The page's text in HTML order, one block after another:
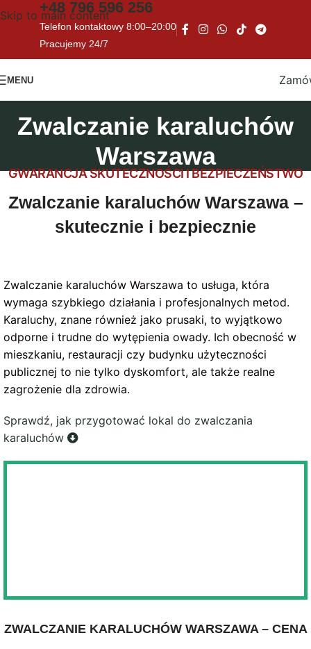
Skip to main content
+48 796 596 256
Telefon kontaktowy 8:00–20:00
Pracujemy 24/7
MENU
Zwalczanie karaluchów
Warszawa
GWARANCJA SKUTECZNOŚCI I BEZPIECZEŃSTWO
Zwalczanie karaluchów Warszawa –
skutecznie i bezpiecznie
Zwalczanie karaluchów Warszawa to usługa, która
wymaga szybkiego działania i profesjonalnych metod.
Karaluchy, znane również jako prusaki, to wyjątkowo
odporne i trudne do wytępienia owady. Ich obecność w
mieszkaniu, restauracji czy budynku użyteczności
publicznej to nie tylko dyskomfort, ale także realne
zagrożenie dla zdrowia.
Sprawdź, jak przygotować lokal do zwalczania
karaluchów
ZWALCZANIE KARALUCHÓW WARSZAWA – CENA